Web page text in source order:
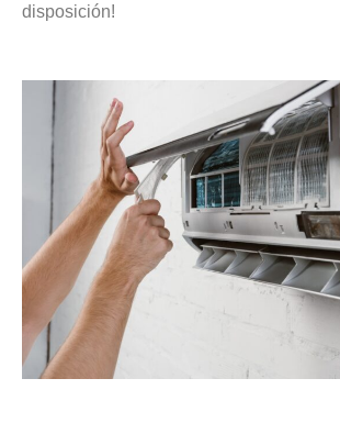
disposición!